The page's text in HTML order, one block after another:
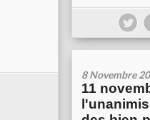
8 Novembre
11